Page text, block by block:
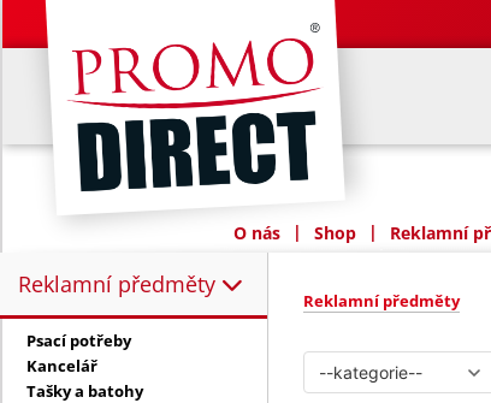
O nás | Shop | Reklamní
Reklamní předměty
Reklamní předměty:
Psací potřeby
Kancelář
Tašky a batohy
Reklamní předměty